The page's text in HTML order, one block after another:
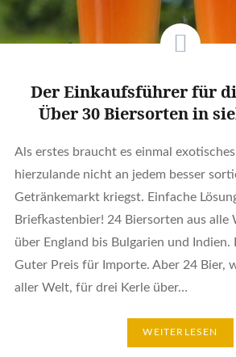
Der Einkaufsführer für
Über 30 Biersorten in
Als erstes braucht es einmal
hierzulande nicht an jedem besser
Getränkemarkt kriegst. Einfache
Briefkastenbier! 24 Biersorten aus alle
über England bis Bulgarien und Indien.
Guter Preis für Importe. Aber 24 Bier,
aller Welt, für drei Kerle über…
WEITERLESEN